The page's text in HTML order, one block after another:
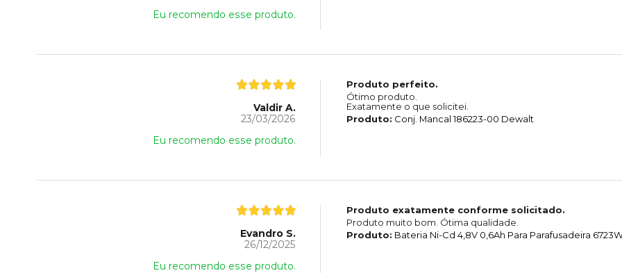
Eu recomendo esse produto.
Valdir A.
23/03/2026
Eu recomendo esse produto.
Produto perfeito.
Ótimo produto.
Exatamente o que solicitei.
Produto: Conj. Mancal 186223-00 Dewalt
Evandro S.
26/12/2025
Eu recomendo esse produto.
Produto exatamente conforme solicitado.
Produto muito bom. Ótima qualidade.
Produto: Bateria Ni-Cd 4,8V 0,6Ah Para Parafusadeira